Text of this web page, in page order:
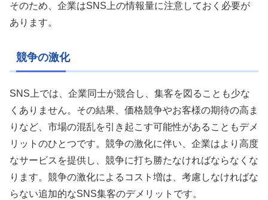
そのため、企業はSNS上の情報量に注意しておく必要が
あります。
競争の激化
SNS上では、企業同士が競合し、集客を図ることも少な
くありません。その結果、価格競争やお客様の期待の高ま
りなど、市場の混乱を引き起こす可能性があることもデメ
リットのひとつです。競争の激化に伴い、企業はより高度
なサービスを提供し、競争に打ち勝たなければならなくな
ります。競争の激化によるコスト増は、考慮しなければな
らない追加的なSNS集客のデメリットです。